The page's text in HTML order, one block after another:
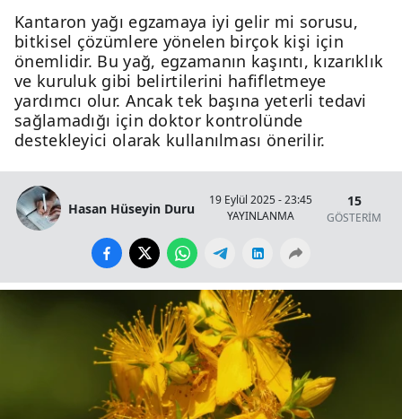
Kantaron yağı egzamaya iyi gelir mi sorusu,
bitkisel çözümlere yönelen birçok kişi için
önemlidir. Bu yağ, egzamanın kaşıntı, kızarıklık
ve kuruluk gibi belirtilerini hafifletmeye
yardımcı olur. Ancak tek başına yeterli tedavi
sağlamadığı için doktor kontrolünde
destekleyici olarak kullanılması önerilir.
Hasan Hüseyin Duru
19 Eylül 2025 - 23:45
YAYINLANMA
15
GÖSTERİM